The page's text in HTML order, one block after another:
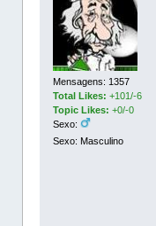
Mensagens: 1357
Total Likes:+101/-6
Topic Likes: +0/-0
Sexo:
Sexo: Masculino